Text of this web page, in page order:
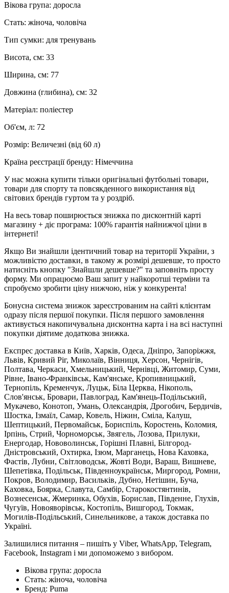
Вікова група: доросла
Стать: жіноча, чоловіча
Тип сумки: для тренувань
Висота, см: 33
Ширина, см: 77
Довжина (глибина), см: 32
Матеріал: поліестер
Об'єм, л: 72
Розмір: Величезні (від 60 л)
Країна реєстрації бренду: Німеччина
У нас можна купити тільки оригінальні футбольні товари,
товари для спорту та повсякденного використання від
світових брендів гуртом та у роздріб.
На весь товар поширюється знижка по дисконтній карті
магазину + діє програма: 100% гарантія найнижчої ціни в
інтернеті!
Якщо Ви знайшли ідентичний товар на території України, з
можливістю доставки, в такому ж розмірі дешевше, то просто
натисніть кнопку "Знайшли дешевше?" та заповніть просту
форму. Ми опрацюємо Ваш запит у найкоротші терміни та
спробуємо зробити ціну нижчою, ніж у конкурента!
Бонусна система знижок зареєстрованим на сайті клієнтам
одразу після першої покупки. Після першого замовлення
активується накопичувальна дисконтна карта і на всі наступні
покупки діятиме додаткова знижка.
Експрес доставка в Київ, Харків, Одеса, Дніпро, Запоріжжя,
Львів, Кривий Ріг, Миколаїв, Вінниця, Херсон, Чернігів,
Полтава, Черкаси, Хмельницький, Чернівці, Житомир, Суми,
Рівне, Івано-Франківськ, Кам'янське, Кропивницький,
Тернопіль, Кременчук, Луцьк, Біла Церква, Нікополь,
Слов'янськ, Бровари, Павлоград, Кам'янець-Подільський,
Мукачево, Конотоп, Умань, Олександрія, Дрогобич, Бердичів,
Шостка, Ізмаїл, Самар, Ковель, Ніжин, Сміла, Калуш,
Шептицький, Первомайськ, Бориспіль, Коростень, Коломия,
Ірпінь, Стрий, Чорноморськ, Звягель, Лозова, Прилуки,
Енергодар, Нововолинськ, Горішні Плавні, Білгород-
Дністровський, Охтирка, Ізюм, Марганець, Нова Каховка,
Фастів, Лубни, Світловодськ, Жовті Води, Вараш, Вишневе,
Шепетівка, Подільськ, Південноукраїнськ, Миргород, Ромни,
Покров, Володимир, Васильків, Дубно, Нетішин, Буча,
Каховка, Боярка, Славута, Самбір, Старокостянтинів,
Вознесенськ, Жмеринка, Обухів, Борислав, Південне, Глухів,
Чугуїв, Новояворівськ, Костопіль, Вишгород, Токмак,
Могилів-Подільський, Синельникове, а також доставка по
Україні.
Залишилися питання – пишіть у Viber, WhatsApp, Telegram,
Facebook, Instagram і ми допоможемо з вибором.
Вікова група: доросла
Стать: жіноча, чоловіча
Бренд: Puma